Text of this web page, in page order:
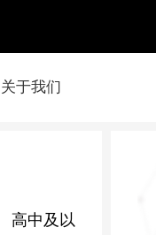
关于我们
高中及以